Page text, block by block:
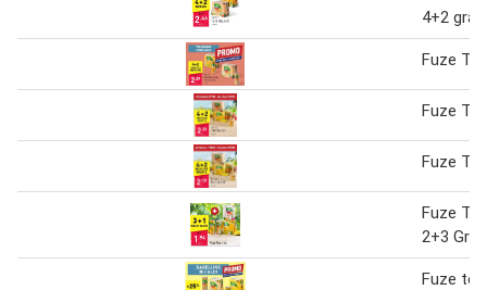
4+2
Fuze
Fuze Tea
Fuze Tea
Fuze
2+3
Fuze